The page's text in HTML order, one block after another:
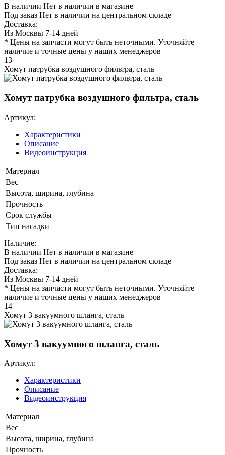
В наличии Нет в наличии в магазине
Под заказ Нет в наличии на центральном складе
Доставка:
Из Москвы 7-14 дней
* Цены на запчасти могут быть неточными. Уточняйте
наличие и точные цены у наших менеджеров
13
Хомут патрубка воздушного фильтра, сталь
Хомут патрубка воздушного фильтра, сталь
Артикул:
Характеристики
Описание
Видеоинструкция
Материал
Вес
Высота, ширина, глубина
Прочность
Срок службы
Тип насадки
Наличие:
В наличии Нет в наличии в магазине
Под заказ Нет в наличии на центральном складе
Доставка:
Из Москвы 7-14 дней
* Цены на запчасти могут быть неточными. Уточняйте
наличие и точные цены у наших менеджеров
14
Хомут 3 вакуумного шланга, сталь
Хомут 3 вакуумного шланга, сталь
Артикул:
Характеристики
Описание
Видеоинструкция
Материал
Вес
Высота, ширина, глубина
Прочность